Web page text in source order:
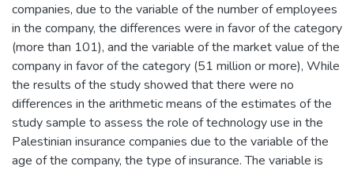
companies, due to the variable of the number of employees
in the company, the differences were in favor of the category
(more than 101), and the variable of the market value of the
company in favor of the category (51 million or more), While
the results of the study showed that there were no
differences in the arithmetic means of the estimates of the
study sample to assess the role of technology use in the
Palestinian insurance companies due to the variable of the
age of the company, the type of insurance. The variable is